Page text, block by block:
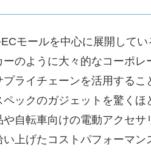
モールを中心に展開して
のように大々的なコーポレ
ライチェーンを活用するこ
ックのガジェットを驚くほ
自転車向けの電動アクセサ
上げたコストパフォーマン